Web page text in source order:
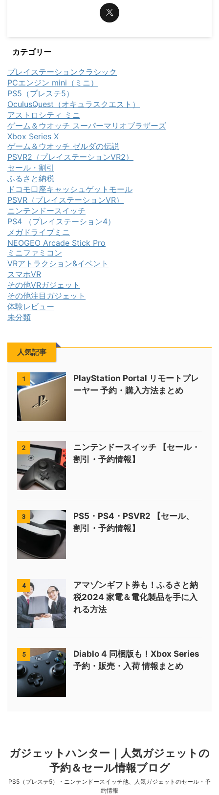
カテゴリー
プレイステーションクラシック
PCエンジン mini（ミニ）
PS5（プレステ5）
OculusQuest（オキュラスクエスト）
アストロシティ ミニ
ゲーム＆ウオッチ スーパーマリオブラザーズ
Xbox Series X
ゲーム＆ウオッチ ゼルダの伝説
PSVR2（プレイステーションVR2）
セール・割引
ふるさと納税
ドコモ口座キャッシュゲットモール
PSVR（プレイステーションVR）
ニンテンドースイッチ
PS4 （プレイステーション4）
メガドライブミニ
NEOGEO Arcade Stick Pro
ミニファミコン
VRアトラクション&イベント
スマホVR
その他VRガジェット
その他注目ガジェット
体験レビュー
未分類
人気記事
1
PlayStation Portal リモートプレ
ーヤー 予約・購入方法まとめ
2
ニンテンドースイッチ 【セール・
割引・予約情報】
3
PS5・PS4・PSVR2 【セール、
割引・予約情報】
4
アマゾンギフト券も！ふるさと納
税2024 家電＆電化製品を手に入
れる方法
5
Diablo 4 同梱版も！Xbox Series
予約・販売・入荷 情報まとめ
ガジェットハンター｜人気ガジェットの
予約＆セール情報ブログ
PS5（プレステ5）・ニンテンドースイッチ他、人気ガジェットのセール・予
約情報